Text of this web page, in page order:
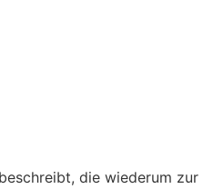
die wiederum